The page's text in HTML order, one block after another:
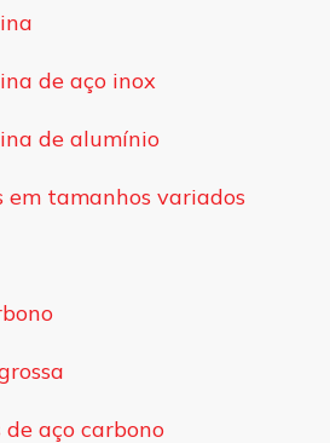
de aço inox
de alumínio
em tamanhos variados
aço carbono